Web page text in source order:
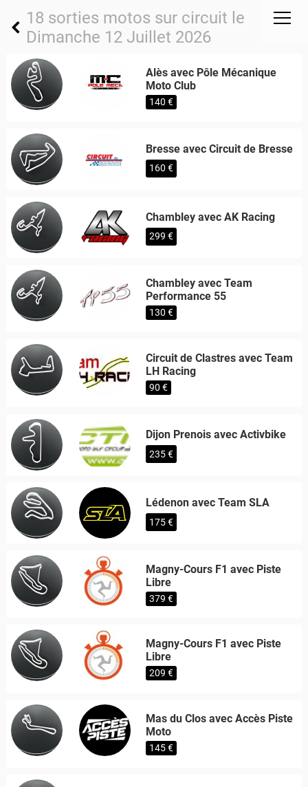
18 sorties motos sur circuit le
Dimanche 12 Juillet 2026
Alès avec Pôle Mécanique
Moto Club
140 €
Bresse avec Circuit de Bresse
160 €
Chambley avec AK Racing
299 €
Chambley avec Team
Performance 55
130 €
Circuit de Clastres avec Team
LH Racing
90 €
Dijon Prenois avec Activbike
235 €
Lédenon avec Team SLA
175 €
Magny-Cours F1 avec Piste
Libre
379 €
Magny-Cours F1 avec Piste
Libre
209 €
Mas du Clos avec Accès Piste
Moto
145 €